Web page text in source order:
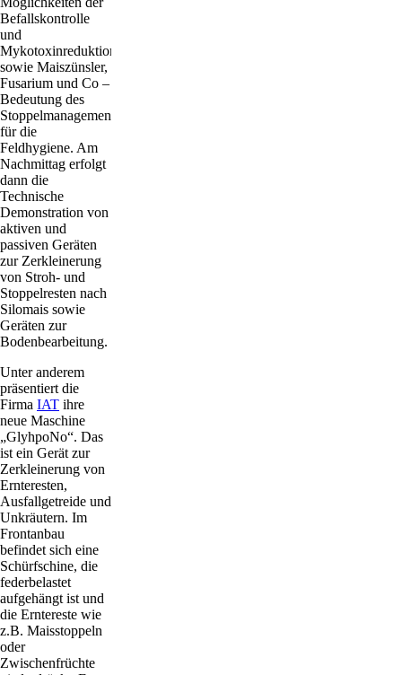
Befallskontrolle
und
Mykotoxinreduktion;
sowie Maiszünsler,
Fusarium und Co –
Bedeutung des
Stoppelmanagements
für die
Feldhygiene. Am
Nachmittag erfolgt
dann die
Technische
Demonstration von
aktiven und
passiven Geräten
zur Zerkleinerung
von Stroh- und
Stoppelresten nach
Silomais sowie
Geräten zur
Bodenbearbeitung.
Unter anderem
präsentiert die
Firma IAT ihre
neue Maschine
„GlyhpoNo“. Das
ist ein Gerät zur
Zerkleinerung von
Ernteresten,
Ausfallgetreide und
Unkräutern. Im
Frontanbau
befindet sich eine
Schürfschine, die
federbelastet
aufgehängt ist und
die Erntereste wie
z.B. Maisstoppeln
oder
Zwischenfrüchte